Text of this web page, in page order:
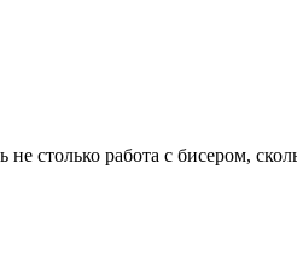
столько работа с бисером,